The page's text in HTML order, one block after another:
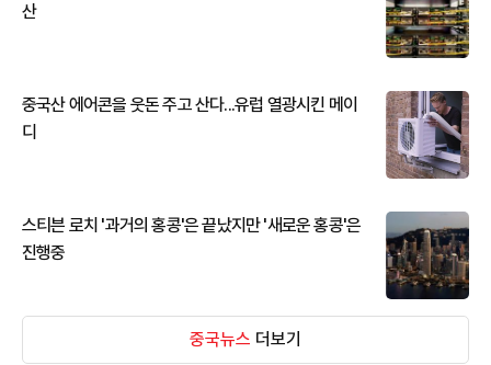
산
중국산 에어콘을 웃돈 주고 산다...유럽 열광시킨 메이
디
스티븐 로치 '과거의 홍콩'은 끝났지만 '새로운 홍콩'은
진행중
중국뉴스 더보기